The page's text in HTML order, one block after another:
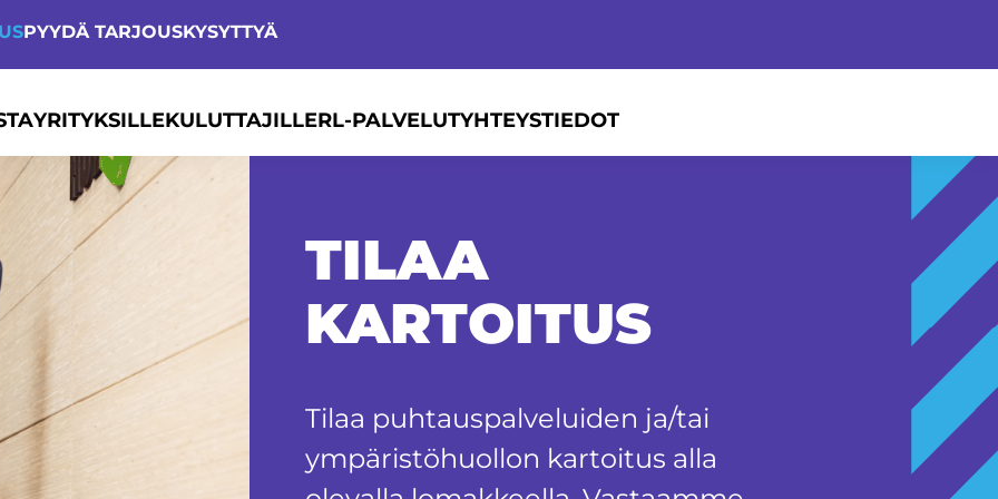
PYYDÄ TARJOUSKYSYTTYÄ
YRITYKSILLEKULUTTAJILLERL-PALVELUTYHTEYSTIEDOT
TILAA
KARTOITUS
Tilaa puhtauspalveluiden ja/tai
ympäristöhuollon kartoitus alla